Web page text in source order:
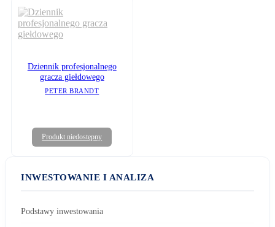
Dziennik profesjonalnego
gracza giełdowego
PETER BRANDT
Produkt niedostępny
INWESTOWANIE I ANALIZA
Podstawy inwestowania